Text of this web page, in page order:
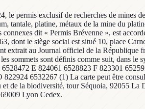
le permis exclusif de recherches de
tantale, platine, métaux de la mine du
dit « Permis Brévenne », est
dont le siège social est situé 10, place
au Journal officiel de la République
sommets sont définis comme suit, dans
E 824061 6528823 F 823301
6532267 (1) La carte peut être
de la biodiversité, tour Séquoia, 92055
Lyon Cedex.